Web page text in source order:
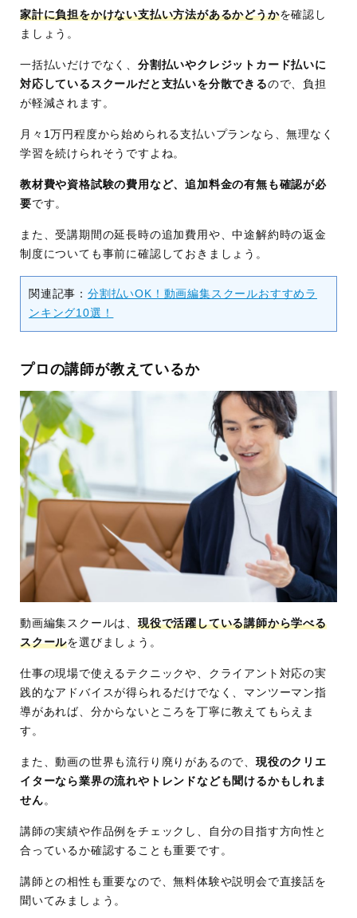
家計に負担をかけない支払い方法があるかどうかを確認し
ましょう。
一括払いだけでなく、 分割払いやクレジットカード払いに
対応しているスクールだと支払いを分散できるので、負担
が軽減されます。
月々1万円程度から始められる支払いプランなら、無理なく
学習を続けられそうですよね。
教材費や資格試験の費用など、追加料金の有無も確認が必
要です。
また、受講期間の延長時の追加費用や、中途解約時の返金
制度についても事前に確認しておきましょう。
関連記事： 分割払いOK！動画編集スクールおすすめラ
ンキング10選！
プロの講師が教えているか
動画編集スクールは、 現役で活躍している講師から学べる
スクールを選びましょう。
仕事の現場で使えるテクニックや、クライアント対応の実
践的なアドバイスが得られるだけでなく、マンツーマン指
導があれば、分からないところを丁寧に教えてもらえま
す。
また、動画の世界も流行り廃りがあるので、 現役のクリエ
イターなら業界の流れやトレンドなども聞けるかもしれま
せん。
講師の実績や作品例をチェックし、自分の目指す方向性と
合っているか確認することも重要です。
講師との相性も重要なので、無料体験や説明会で直接話を
聞いてみましょう。